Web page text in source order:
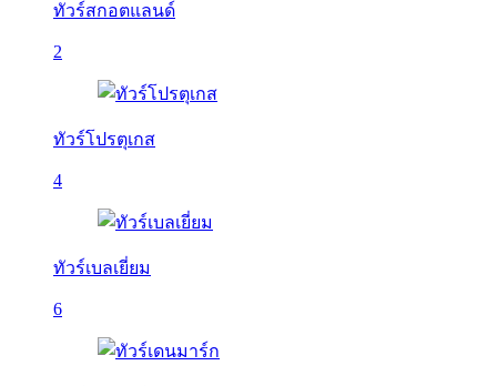
ทัวร์สกอตแลนด์
2
ทัวร์โปรตุเกส
4
ทัวร์เบลเยี่ยม
6